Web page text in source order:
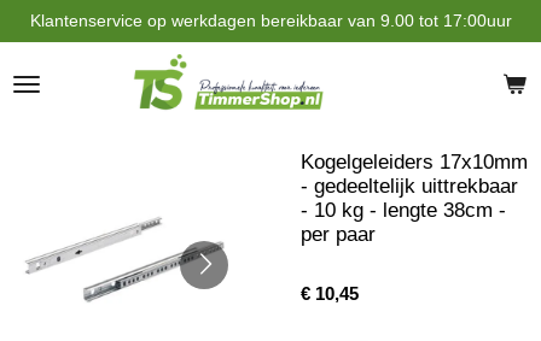
Ga
direct
naar
de
Klantenservice op werkdagen bereikbaar van 9.00 tot 17:00uur
Kogelgeleiders 17x10mm
- gedeeltelijk uittrekbaar
- 10 kg - lengte 38cm -
per paar
€ 10,45